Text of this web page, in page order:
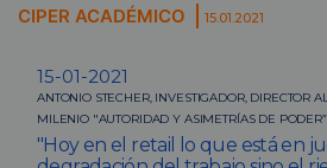
CIPER ACADÉMICO 15.01.2021
15-01-2021
ANTONIO STECHER, INVESTIGADOR, DIRECTOR
MILENIO "AUTORIDAD Y ASIMETRÍAS DE PODER”
"Hoy en el retail lo que está en